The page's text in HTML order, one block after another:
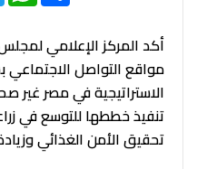
أكد المركز الإعلامي
مواقع التواصل الاجتماعي
الاستراتيجية في مصر غير
تنفيذ خططها للتوسع في
تحقيق الأمن الغذائي